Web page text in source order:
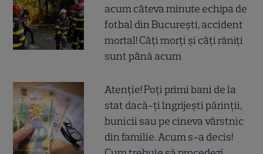
acum câteva minute echipa de
fotbal din București, accident
mortal! Câți morți și câți răniți
sunt până acum
Atenție! Poți primi bani de la
stat dacă-ți îngrijești părinții,
bunicii sau pe cineva vârstnic
din familie. Acum s-a decis!